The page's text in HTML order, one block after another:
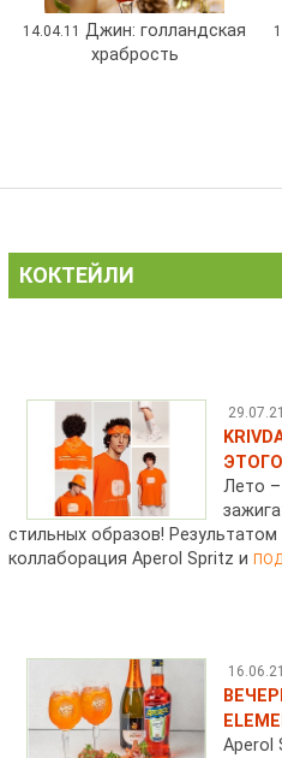
14.04.11 Джин: голландская
храбрость
КОКТЕЙЛИ
29.07.21
Лето –
стильных образов!
коллаборация Aperol Spritz и
16.06.21
Aperol